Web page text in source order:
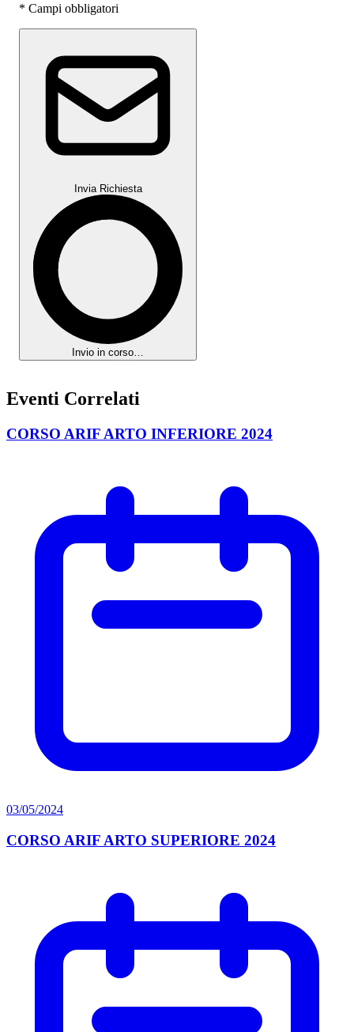
* Campi obbligatori
Invia Richiesta
Invio in corso…
Eventi Correlati
CORSO ARIF ARTO INFERIORE 2024
03/05/2024
CORSO ARIF ARTO SUPERIORE 2024